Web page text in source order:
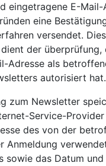
eingetragene E-Mail-
eine
versendet.
der überprüfung,
Adresse als
autorisiert hat.
zum Newsletter
Service-Provider
des von der
Anmeldung
sowie das Datum